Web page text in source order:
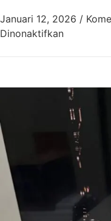
Januari 12, 2026 /
Dinonaktifkanpada